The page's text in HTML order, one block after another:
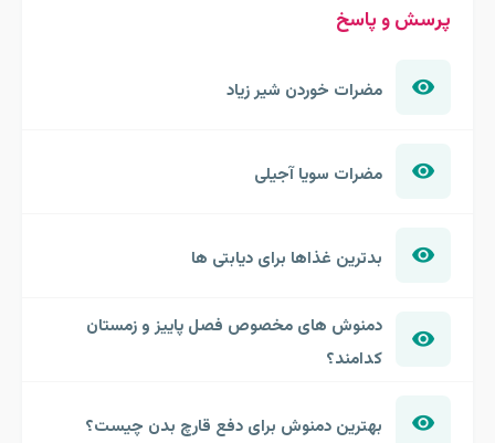
پرسش و پاسخ
مضرات خوردن شیر زیاد
مضرات سویا آجیلی
بدترین غذاها برای دیابتی ها
دمنوش های مخصوص فصل پاییز و زمستان
کدامند؟
بهترین دمنوش برای دفع قارچ بدن چیست؟